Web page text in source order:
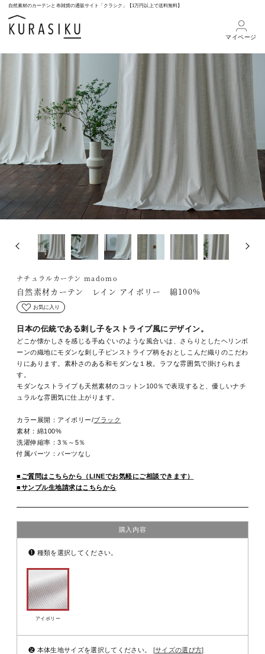
自然素材のカーテンと布雑貨の通販サイト「クラシク」【1万円以上で送料無料】
マイページ
ナチュラルカーテン madomo
自然素材カーテン レイン アイボリー 綿100%
お気に入り
日本の伝統である刺し子をストライプ風にデザイン。
どこか懐かしさを感じる手ぬぐいのような風合いは、さらりとしたヘリンボ
ーンの織地にモダンな刺し子ピンストライプ柄をおとしこんだ織りのこだわ
りにあります。素朴さのある和モダンな１枚。ラフな雰囲気で掛けられま
す。
モダンなストライプも天然素材のコットン100％で表現すると、優しいナチ
ュラルな雰囲気に仕上がります。
カラー展開：アイボリー/ブラック
素材：綿100%
洗濯伸縮率：3％～5％
付属パーツ：パーツなし
■ご質問はこちらから（LINEでお気軽にご相談できます）
■サンプル生地請求はこちらから
購入内容
❶ 種類を選択してください。
アイボリー
❷ 本体生地サイズを選択してください。 サイズの選び方